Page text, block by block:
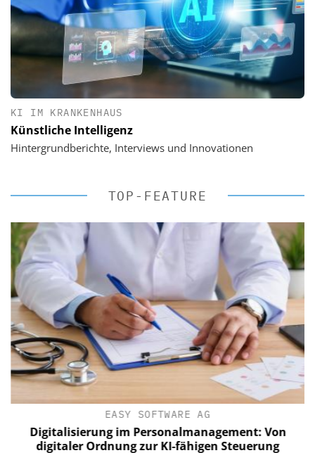
KI IM KRANKENHAUS
Künstliche Intelligenz
Hintergrundberichte, Interviews und Innovationen
TOP-FEATURE
EASY SOFTWARE AG
Digitalisierung im Personalmanagement: Von
digitaler Ordnung zur KI-fähigen Steuerung